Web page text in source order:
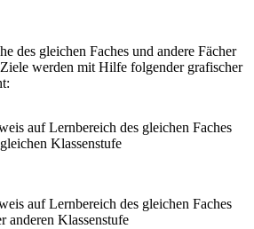
des gleichen Faches und andere Fächer
werden mit Hilfe folgender grafischer
auf Lernbereich des gleichen Faches
Klassenstufe
auf Lernbereich des gleichen Faches
anderen Klassenstufe